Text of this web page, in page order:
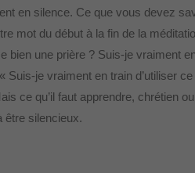
en silence. Ce que vous devez
mot du début à la fin de la
bien une prière ? Suis-je vraiment
Suis-je vraiment en train d’utiliser
ce qu’il faut apprendre, chrétien
être silencieux.